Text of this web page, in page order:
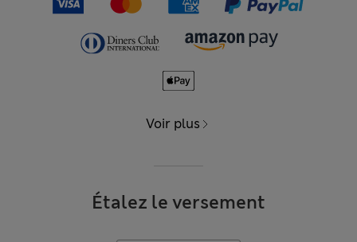
Voir plus
Étalez le versement